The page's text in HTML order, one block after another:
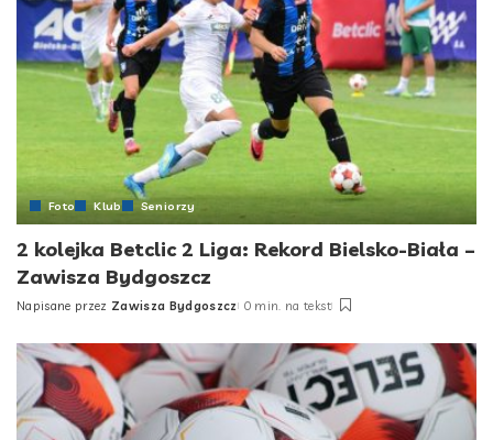
Foto Klub Seniorzy
2 kolejka Betclic 2 Liga: Rekord Bielsko-Biała –
Zawisza Bydgoszcz
Posted
Napisane przez Zawisza Bydgoszcz 0 min. na tekst